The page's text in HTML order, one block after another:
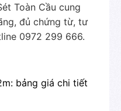
Toàn Cầu cung
đủ chứng từ, tư
0972 299 666.
bảng giá chi tiết